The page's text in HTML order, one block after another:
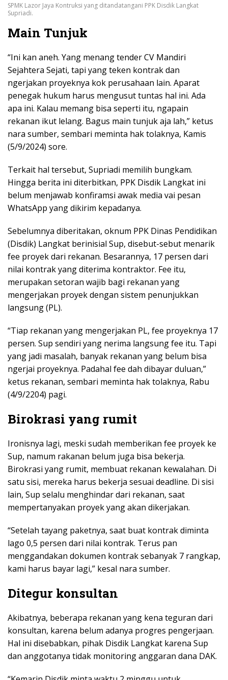
SPMK Lazor Jaya Kontruksi yang ditandatangani PPK Disdik Langkat
Supriadi.
Main Tunjuk
“Ini kan aneh. Yang menang tender CV Mandiri
Sejahtera Sejati, tapi yang teken kontrak dan
ngerjakan proyeknya kok perusahaan lain. Aparat
penegak hukum harus mengusut tuntas hal ini. Ada
apa ini. Kalau memang bisa seperti itu, ngapain
rekanan ikut lelang. Bagus main tunjuk aja lah,” ketus
nara sumber, sembari meminta hak tolaknya, Kamis
(5/9/2024) sore.
Terkait hal tersebut, Supriadi memilih bungkam.
Hingga berita ini diterbitkan, PPK Disdik Langkat ini
belum menjawab konfiramsi awak media vai pesan
WhatsApp yang dikirim kepadanya.
Sebelumnya diberitakan, oknum PPK Dinas Pendidikan
(Disdik) Langkat berinisial Sup, disebut-sebut menarik
fee proyek dari rekanan. Besarannya, 17 persen dari
nilai kontrak yang diterima kontraktor. Fee itu,
merupakan setoran wajib bagi rekanan yang
mengerjakan proyek dengan sistem penunjukkan
langsung (PL).
“Tiap rekanan yang mengerjakan PL, fee proyeknya 17
persen. Sup sendiri yang nerima langsung fee itu. Tapi
yang jadi masalah, banyak rekanan yang belum bisa
ngerjai proyeknya. Padahal fee dah dibayar duluan,”
ketus rekanan, sembari meminta hak tolaknya, Rabu
(4/9/2204) pagi.
Birokrasi yang rumit
Ironisnya lagi, meski sudah memberikan fee proyek ke
Sup, namum rakanan belum juga bisa bekerja.
Birokrasi yang rumit, membuat rekanan kewalahan. Di
satu sisi, mereka harus bekerja sesuai deadline. Di sisi
lain, Sup selalu menghindar dari rekanan, saat
mempertanyakan proyek yang akan dikerjakan.
“Setelah tayang paketnya, saat buat kontrak diminta
lago 0,5 persen dari nilai kontrak. Terus pan
menggandakan dokumen kontrak sebanyak 7 rangkap,
kami harus bayar lagi,” kesal nara sumber.
Ditegur konsultan
Akibatnya, beberapa rekanan yang kena teguran dari
konsultan, karena belum adanya progres pengerjaan.
Hal ini disebabkan, pihak Disdik Langkat karena Sup
dan anggotanya tidak monitoring anggaran dana DAK.